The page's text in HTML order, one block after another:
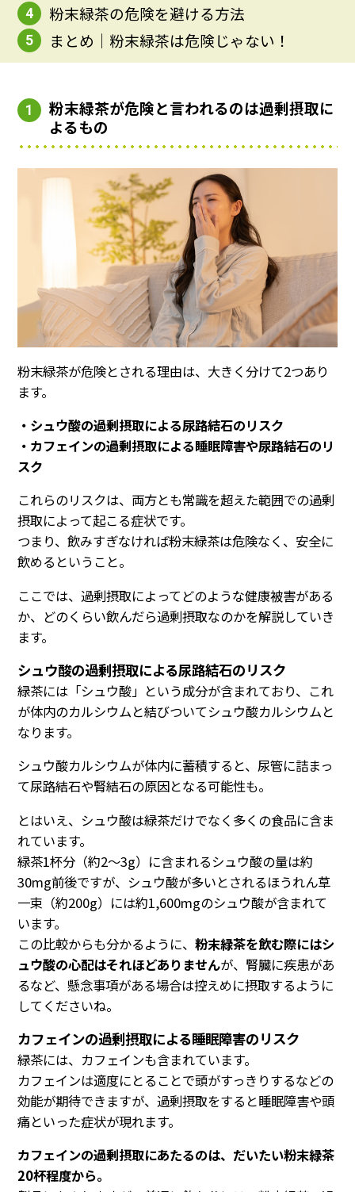
4 粉末緑茶の危険を避ける方法
5 まとめ｜粉末緑茶は危険じゃない！
1
粉末緑茶が危険と言われるのは過剰摂取に
よるもの
粉末緑茶が危険とされる理由は、大きく分けて2つあり
ます。
・シュウ酸の過剰摂取による尿路結石のリスク
・カフェインの過剰摂取による睡眠障害や尿路結石のリ
スク
これらのリスクは、両方とも常識を超えた範囲での過剰
摂取によって起こる症状です。
つまり、飲みすぎなければ粉末緑茶は危険なく、安全に
飲めるということ。
ここでは、過剰摂取によってどのような健康被害がある
か、どのくらい飲んだら過剰摂取なのかを解説していき
ます。
シュウ酸の過剰摂取による尿路結石のリスク
緑茶には「シュウ酸」という成分が含まれており、これ
が体内のカルシウムと結びついてシュウ酸カルシウムと
なります。
シュウ酸カルシウムが体内に蓄積すると、尿管に詰まっ
て尿路結石や腎結石の原因となる可能性も。
とはいえ、シュウ酸は緑茶だけでなく多くの食品に含ま
れています。
緑茶1杯分（約2～3g）に含まれるシュウ酸の量は約
30mg前後ですが、シュウ酸が多いとされるほうれん草
一束（約200g）には約1,600mgのシュウ酸が含まれて
います。
この比較からも分かるように、粉末緑茶を飲む際にはシ
ュウ酸の心配はそれほどありませんが、腎臓に疾患があ
るなど、懸念事項がある場合は控えめに摂取するように
してくださいね。
カフェインの過剰摂取による睡眠障害のリスク
緑茶には、カフェインも含まれています。
カフェインは適度にとることで頭がすっきりするなどの
効能が期待できますが、過剰摂取をすると睡眠障害や頭
痛といった症状が現れます。
カフェインの過剰摂取にあたるのは、だいたい粉末緑茶
20杯程度から。